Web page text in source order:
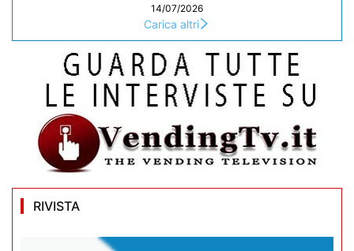
14/07/2026
Carica altri
RIVISTA